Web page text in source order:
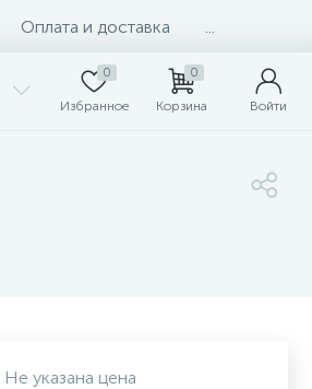
Оплата и доставка
0
Избранное
0
Корзина Войти
Не указана цена